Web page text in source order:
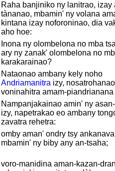
Raha banjiniko ny lanitrao, izay
tànanao, mbamin' ny volana
kintana izay noforoninao, dia
aho hoe:
Inona ny olombelona no mba
ary ny zanak' olombelona no
karakarainao?
Nataonao ambany kely noho
Andriamanitra izy, nosatrohanao
voninahitra amam-piandrianana
Nampanjakainao amin' ny
izy, napetrakao eo ambany
zavatra rehetra:
omby aman' ondry tsy
mbamin' ny biby any an-tsaha;
voro-manidina aman-kazan-